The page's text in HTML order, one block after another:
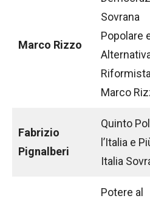
Marco Rizzo
Sovrana
Popolare
Marco
Fabrizio
Pignalberi
Quinto
l’Italia e
Italia
Potere al